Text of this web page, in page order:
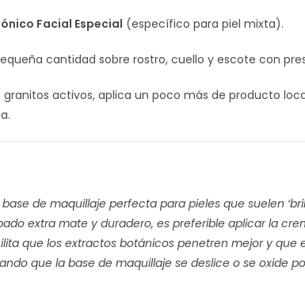
Facial Especial (específico para piel mixta).
cantidad sobre rostro, cuello y escote con
granitos activos, aplica un poco más de producto
de maquillaje perfecta para pieles que suelen
extra mate y duradero, es preferible aplicar la
que los extractos botánicos penetren mejor y
que la base de maquillaje se deslice o se oxide